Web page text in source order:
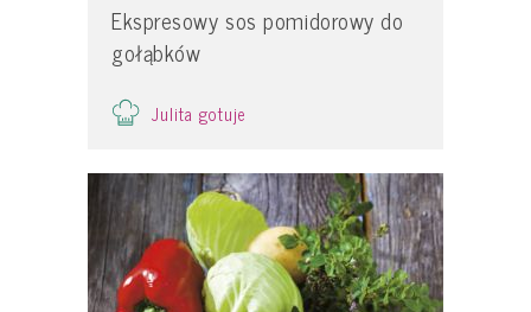
Ekspresowy sos pomidorowy do
gołąbków
Julita gotuje